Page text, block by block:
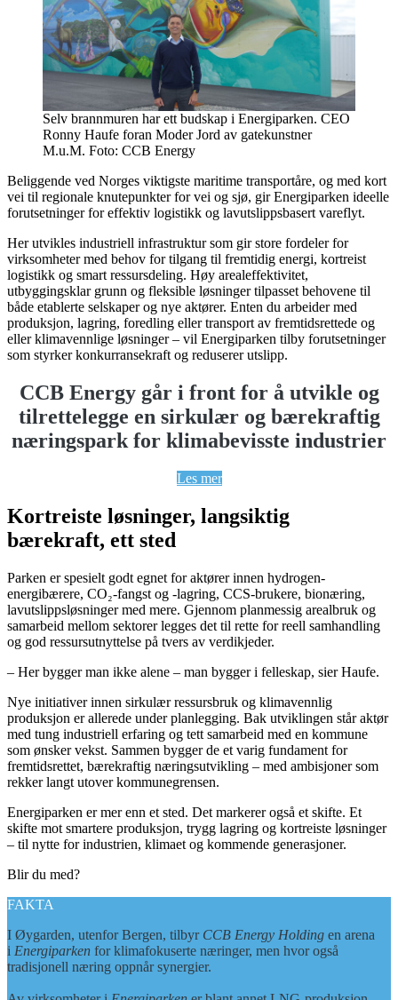
Selv brannmuren har ett budskap i Energiparken. CEO
Ronny Haufe foran Moder Jord av gatekunstner
M.u.M. Foto: CCB Energy
Beliggende ved Norges viktigste maritime transportåre, og med kort
vei til regionale knutepunkter for vei og sjø, gir Energiparken ideelle
forutsetninger for effektiv logistikk og lavutslippsbasert vareflyt.
Her utvikles industriell infrastruktur som gir store fordeler for
virksomheter med behov for tilgang til fremtidig energi, kortreist
logistikk og smart ressursdeling. Høy arealeffektivitet,
utbyggingsklar grunn og fleksible løsninger tilpasset behovene til
både etablerte selskaper og nye aktører. Enten du arbeider med
produksjon, lagring, foredling eller transport av fremtidsrettede og
eller klimavennlige løsninger – vil Energiparken tilby forutsetninger
som styrker konkurransekraft og reduserer utslipp.
CCB Energy går i front for å utvikle og
tilrettelegge en sirkulær og bærekraftig
næringspark for klimabevisste industrier
Les mer
Kortreiste løsninger, langsiktig
bærekraft, ett sted
Parken er spesielt godt egnet for aktører innen hydrogen-
energibærere, CO₂-fangst og -lagring, CCS-brukere, bionæring,
lavutslippsløsninger med mere. Gjennom planmessig arealbruk og
samarbeid mellom sektorer legges det til rette for reell samhandling
og god ressursutnyttelse på tvers av verdikjeder.
– Her bygger man ikke alene – man bygger i felleskap, sier Haufe.
Nye initiativer innen sirkulær ressursbruk og klimavennlig
produksjon er allerede under planlegging. Bak utviklingen står aktør
med tung industriell erfaring og tett samarbeid med en kommune
som ønsker vekst. Sammen bygger de et varig fundament for
fremtidsrettet, bærekraftig næringsutvikling – med ambisjoner som
rekker langt utover kommunegrensen.
Energiparken er mer enn et sted. Det markerer også et skifte. Et
skifte mot smartere produksjon, trygg lagring og kortreiste løsninger
– til nytte for industrien, klimaet og kommende generasjoner.
Blir du med?
FAKTA
I Øygarden, utenfor Bergen, tilbyr CCB Energy Holding en arena
i Energiparken for klimafokuserte næringer, men hvor også
tradisjonell næring oppnår synergier.